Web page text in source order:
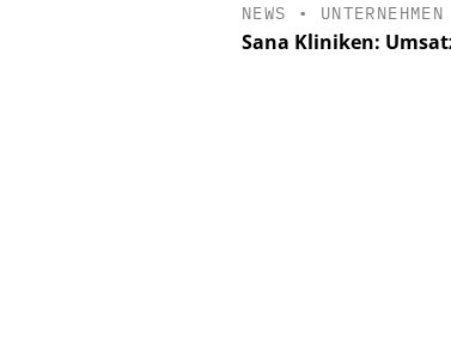
NEWS • UNTERNEHMEN
Sana Kliniken: